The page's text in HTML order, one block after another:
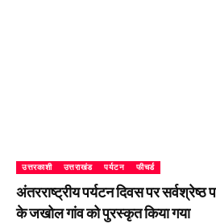
उत्तरकाशी उत्तराखंड पर्यटन फीचर्ड
अंतरराष्ट्रीय पर्यटन दिवस पर सर्वश्रेष्ठ
के जखोल गांव को पुरस्कृत किया गया